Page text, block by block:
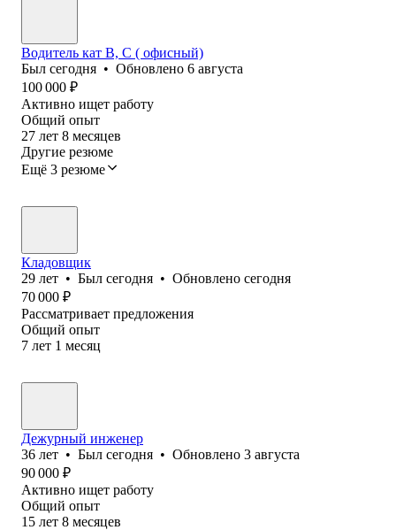
Водитель кат В, С ( офисный)
Был сегодня • Обновлено 6 августа
100 000 ₽
Активно ищет работу
Общий опыт
27 лет 8 месяцев
Другие резюме
Ещё 3 резюме
Кладовщик
29 лет • Был сегодня • Обновлено сегодня
70 000 ₽
Рассматривает предложения
Общий опыт
7 лет 1 месяц
Дежурный инженер
36 лет • Был сегодня • Обновлено 3 августа
90 000 ₽
Активно ищет работу
Общий опыт
15 лет 8 месяцев